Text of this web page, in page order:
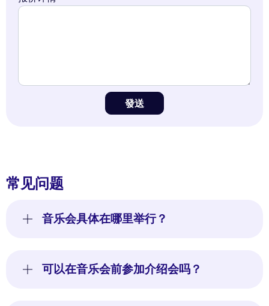
發送
常见问题
音乐会具体在哪里举行？
可以在音乐会前参加介绍会吗？